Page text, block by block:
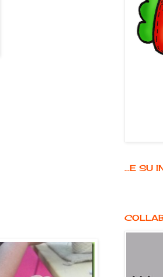
...E SU